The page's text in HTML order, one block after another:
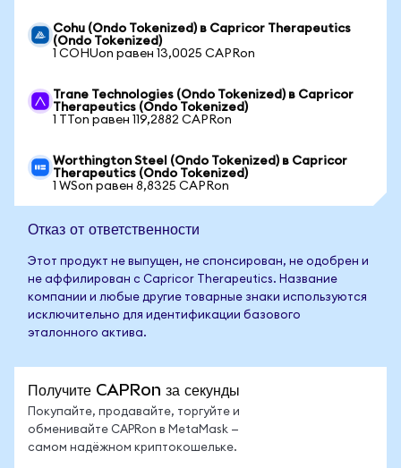
Cohu (Ondo Tokenized) в Capricor Therapeutics
(Ondo Tokenized)
1 COHUon равен 13,0025 CAPRon
Trane Technologies (Ondo Tokenized) в Capricor
Therapeutics (Ondo Tokenized)
1 TTon равен 119,2882 CAPRon
Worthington Steel (Ondo Tokenized) в Capricor
Therapeutics (Ondo Tokenized)
1 WSon равен 8,8325 CAPRon
Отказ от ответственности
Этот продукт не выпущен, не спонсирован, не одобрен и
не аффилирован с Capricor Therapeutics. Название
компании и любые другие товарные знаки используются
исключительно для идентификации базового
эталонного актива.
Получите CAPRon за секунды
Покупайте, продавайте, торгуйте и
обменивайте CAPRon в MetaMask —
самом надёжном криптокошельке.